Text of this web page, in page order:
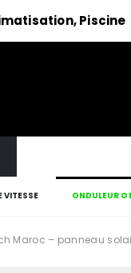
Piscine
VITESSE ONDULEUR
Maroc – panneau